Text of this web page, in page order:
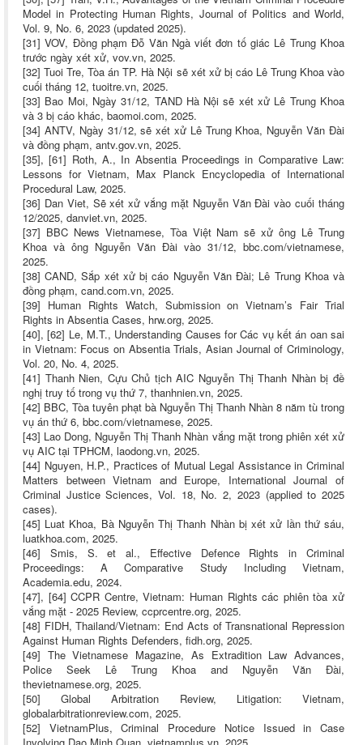
Model in Protecting Human Rights, Journal of Politics and World,
Vol. 9, No. 6, 2023 (updated 2025).
[31] VOV, Đồng phạm Đỗ Văn Ngà viết đơn tố giác Lê Trung Khoa
trước ngày xét xử, vov.vn, 2025.
[32] Tuoi Tre, Tòa án TP. Hà Nội sẽ xét xử bị cáo Lê Trung Khoa vào
cuối tháng 12, tuoitre.vn, 2025.
[33] Bao Moi, Ngày 31/12, TAND Hà Nội sẽ xét xử Lê Trung Khoa
và 3 bị cáo khác, baomoi.com, 2025.
[34] ANTV, Ngày 31/12, sẽ xét xử Lê Trung Khoa, Nguyễn Văn Đài
và đồng phạm, antv.gov.vn, 2025.
[35], [61] Roth, A., In Absentia Proceedings in Comparative Law:
Lessons for Vietnam, Max Planck Encyclopedia of International
Procedural Law, 2025.
[36] Dan Viet, Sẽ xét xử vắng mặt Nguyễn Văn Đài vào cuối tháng
12/2025, danviet.vn, 2025.
[37] BBC News Vietnamese, Tòa Việt Nam sẽ xử ông Lê Trung
Khoa và ông Nguyễn Văn Đài vào 31/12, bbc.com/vietnamese,
2025.
[38] CAND, Sắp xét xử bị cáo Nguyễn Văn Đài; Lê Trung Khoa và
đồng phạm, cand.com.vn, 2025.
[39] Human Rights Watch, Submission on Vietnam’s Fair Trial
Rights in Absentia Cases, hrw.org, 2025.
[40], [62] Le, M.T., Understanding Causes for Các vụ kết án oan sai
in Vietnam: Focus on Absentia Trials, Asian Journal of Criminology,
Vol. 20, No. 4, 2025.
[41] Thanh Nien, Cựu Chủ tịch AIC Nguyễn Thị Thanh Nhàn bị đề
nghị truy tố trong vụ thứ 7, thanhnien.vn, 2025.
[42] BBC, Tòa tuyên phạt bà Nguyễn Thị Thanh Nhàn 8 năm tù trong
vụ án thứ 6, bbc.com/vietnamese, 2025.
[43] Lao Dong, Nguyễn Thị Thanh Nhàn vắng mặt trong phiên xét xử
vụ AIC tại TPHCM, laodong.vn, 2025.
[44] Nguyen, H.P., Practices of Mutual Legal Assistance in Criminal
Matters between Vietnam and Europe, International Journal of
Criminal Justice Sciences, Vol. 18, No. 2, 2023 (applied to 2025
cases).
[45] Luat Khoa, Bà Nguyễn Thị Thanh Nhàn bị xét xử lần thứ sáu,
luatkhoa.com, 2025.
[46] Smis, S. et al., Effective Defence Rights in Criminal
Proceedings: A Comparative Study Including Vietnam,
Academia.edu, 2024.
[47], [64] CCPR Centre, Vietnam: Human Rights các phiên tòa xử
vắng mặt - 2025 Review, ccprcentre.org, 2025.
[48] FIDH, Thailand/Vietnam: End Acts of Transnational Repression
Against Human Rights Defenders, fidh.org, 2025.
[49] The Vietnamese Magazine, As Extradition Law Advances,
Police Seek Lê Trung Khoa and Nguyễn Văn Đài,
thevietnamese.org, 2025.
[50] Global Arbitration Review, Litigation: Vietnam,
globalarbitrationreview.com, 2025.
[52] VietnamPlus, Criminal Procedure Notice Issued in Case